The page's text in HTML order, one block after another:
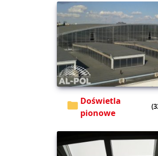
Doświetla
pionowe